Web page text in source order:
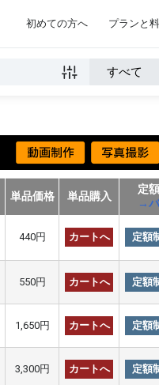
初めての方へ プランと
単品価格 単品購入
定
→
440円 カートへ 定額
550円 カートへ 定額
1,650円 カートへ 定額
3,300円 カートへ 定額